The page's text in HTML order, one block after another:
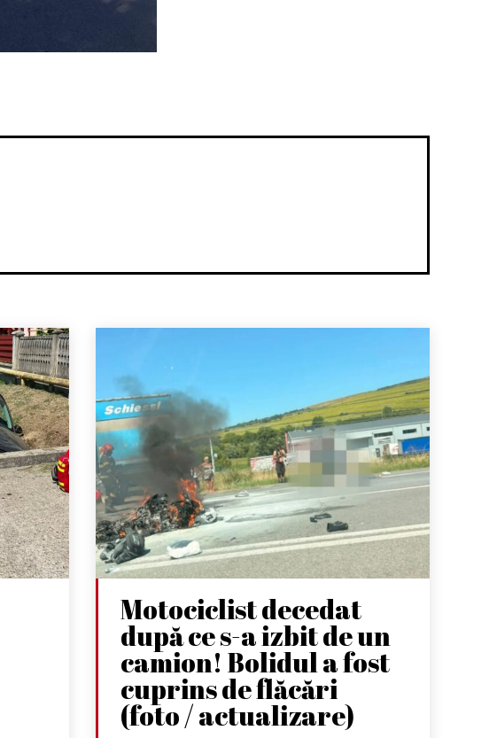
Motociclist decedat
după ce s-a izbit de un
camion! Bolidul a fost
cuprins de flăcări
(foto / actualizare)